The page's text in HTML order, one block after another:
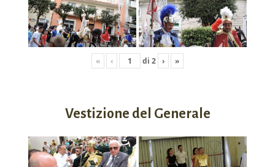
« ‹ di 2 › »
Vestizione del Generale